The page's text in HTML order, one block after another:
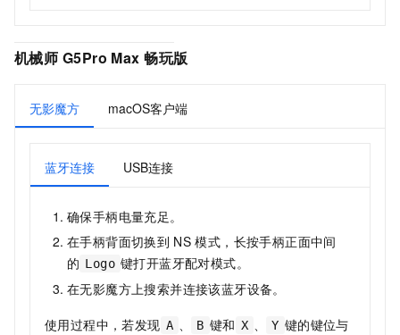
机械师 G5Pro Max 畅玩版
无影魔方 macOS客户端
蓝牙连接 USB连接
确保手柄电量充足。
在手柄背面切换到 NS 模式，长按手柄正面中间
的 Logo 键打开蓝牙配对模式。
在无影魔方上搜索并连接该蓝牙设备。
使用过程中，若发现 A 、 B 键和 X 、 Y 键的键位与